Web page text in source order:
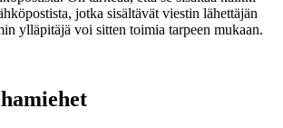
jotka sisältävät viestin lähettäjän
ylläpitäjä voi sitten toimia tarpeen mukaan.